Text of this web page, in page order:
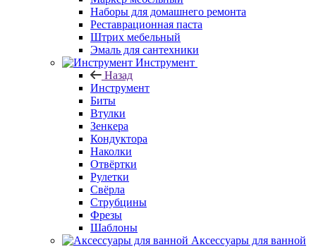
Наборы для домашнего ремонта
Реставрационная паста
Штрих мебельный
Эмаль для сантехники
Инструмент
Назад
Инструмент
Биты
Втулки
Зенкера
Кондуктора
Наколки
Отвёртки
Рулетки
Свёрла
Струбцины
Фрезы
Шаблоны
Аксессуары для ванной